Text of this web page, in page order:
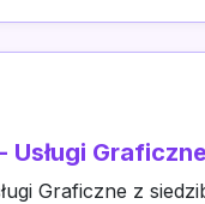
Graficzne
Graficzne z